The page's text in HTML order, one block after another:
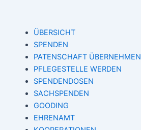
ÜBERSICHT
SPENDEN
PATENSCHAFT ÜBERNEHMEN
PFLEGESTELLE WERDEN
SPENDENDOSEN
SACHSPENDEN
GOODING
EHRENAMT